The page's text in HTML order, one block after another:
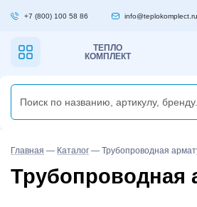
+7 (800) 100 58 86 info@teplokomplect.ru
ТЕПЛО
КОМПЛЕКТ
Главная — Каталог — Трубопроводная
Трубопроводная